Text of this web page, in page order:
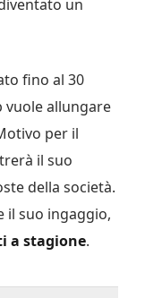
un
fino al 30
vuole allungare
per il
il suo
della società.
il suo ingaggio,
a stagione.